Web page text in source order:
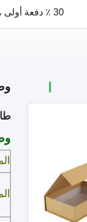
30 ٪ دفعة أولى ، 70 ٪ رصيد